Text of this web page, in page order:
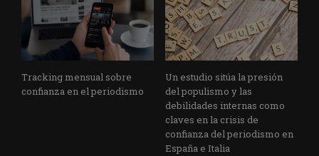
Tracking mensual sobre
confianza en el periodismo
Un estudio sitúa la presión
del populismo y las
debilidades internas como
claves en la crisis de
confianza del periodismo en
España e Italia